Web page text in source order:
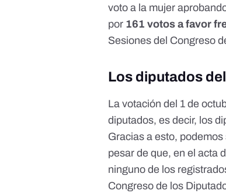
voto a la mujer
por 161 votos a favor
Sesiones del Congreso
Los diputados
La votación del 1 de
diputados, es decir, los
Gracias a esto,
pesar de que, en el acta
ninguno de los
Congreso de los